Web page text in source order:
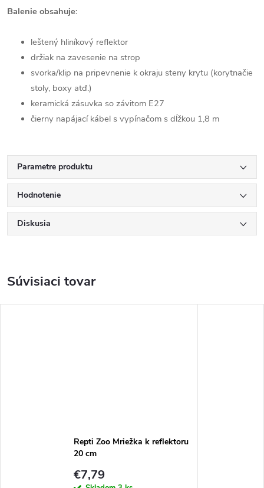
Balenie obsahuje:
leštený hliníkový reflektor
držiak na zavesenie na strop
svorka/klip na pripevnenie k okraju steny krytu (korytnačie
stoly, boxy atď.)
keramická zásuvka so závitom E27
čierny napájací kábel s vypínačom s dĺžkou 1,8 m
Parametre produktu
Hodnotenie
Diskusia
Súvisiaci tovar
Repti Zoo Mriežka k reflektoru
20 cm
€7,79